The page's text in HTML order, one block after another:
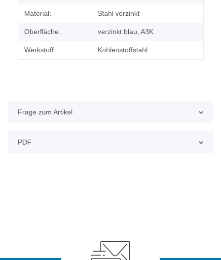
Material: Stahl verzinkt
Oberfläche: verzinkt blau, A3K
Werkstoff: Kohlenstoffstahl
Frage zum Artikel
PDF